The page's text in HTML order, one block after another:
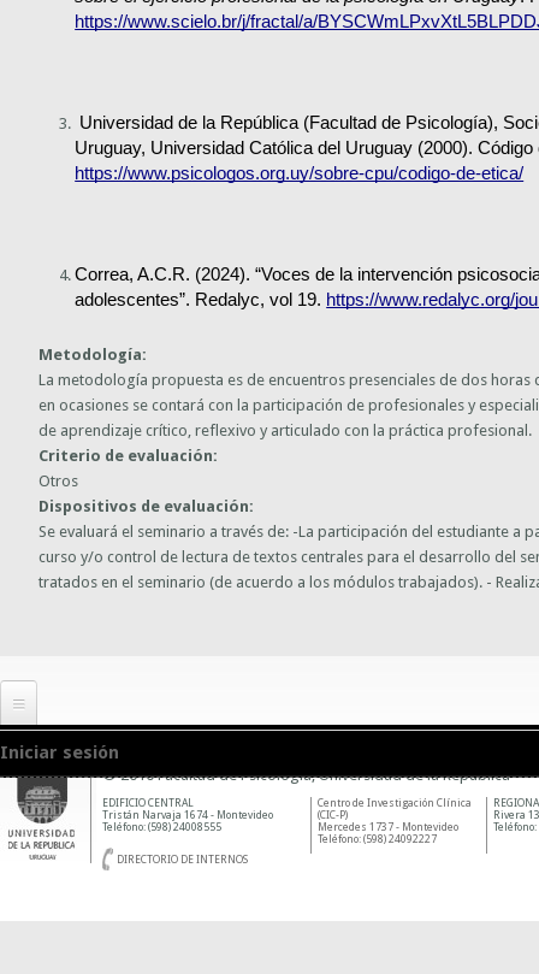
https://www.scielo.br/j/fractal/a/
Universidad de la República (Facultad de Psicología),
https://www.psicologos.org.uy/sobre-cpu/codigo-de-etica/
Correa, A.C.R. (2024). “Voces de la intervención
adolescentes”. Redalyc, vol 19. https://www.redalyc.org/
Metodología:
La metodología propuesta es de encuentros presenciales de dos
en ocasiones se contará con la participación de profesionales y
de aprendizaje crítico, reflexivo y articulado con la práctica profesional.
Criterio de evaluación:
Otros
Dispositivos de evaluación:
Se evaluará el seminario a través de: -La participación del estudiante
curso y/o control de lectura de textos centrales para el desarrollo del
tratados en el seminario (de acuerdo a los módulos trabajados). -
Iniciar sesión
© 2010 Facultad de Psicología, Universidad de la República
Rivera
Teléfono:
Centro de Investigación Clínica
(CIC-P)
Mercedes 1737 - Montevideo
Teléfono: (598) 24092227
EDIFICIO CENTRAL
Tristán Narvaja 1674 - Montevideo
Teléfono: (598) 24008555
DIRECTORIO DE INTERNOS